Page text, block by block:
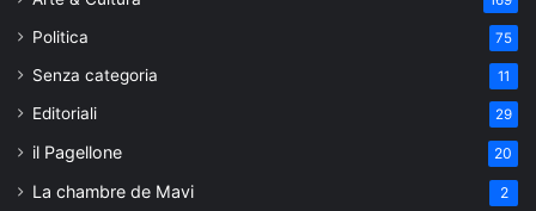
Politica 75
Senza categoria 11
Editoriali 29
il Pagellone 20
La chambre de Mavi 2